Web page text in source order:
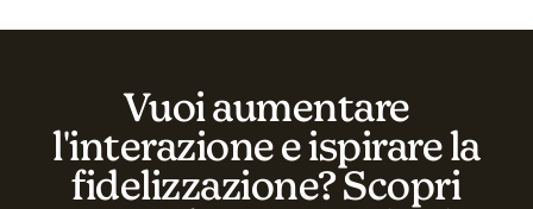
Vuoi aumentare
l'interazione e ispirare la
fidelizzazione? Scopri